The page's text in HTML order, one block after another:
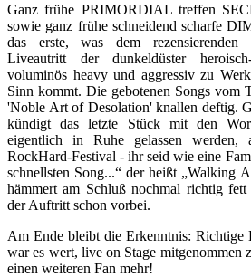
Ganz frühe PRIMORDIAL treffen
sowie ganz frühe schneidend scharfe
das erste, was dem
Liveautritt der dunkeldüster
voluminös heavy und aggressiv zu
Sinn kommt. Die gebotenen Songs
'Noble Art of Desolation' knallen deftig.
kündigt das letzte Stück mit den
eigentlich in Ruhe gelassen
RockHard-Festival - ihr seid wie eine
schnellsten Song...“ der heißt „Walking
hämmert am Schluß nochmal richtig
der Auftritt schon vorbei.
Am Ende bleibt die Erkenntnis: Richtige
war es wert, live on Stage mitgenommen
einen weiteren Fan mehr!